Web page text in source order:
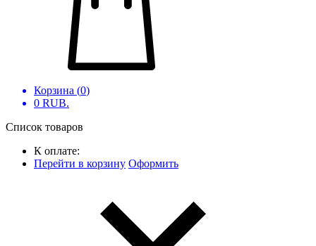
Корзина (0)
0 RUB.
Список товаров
К оплате:
Перейти в корзину Оформить